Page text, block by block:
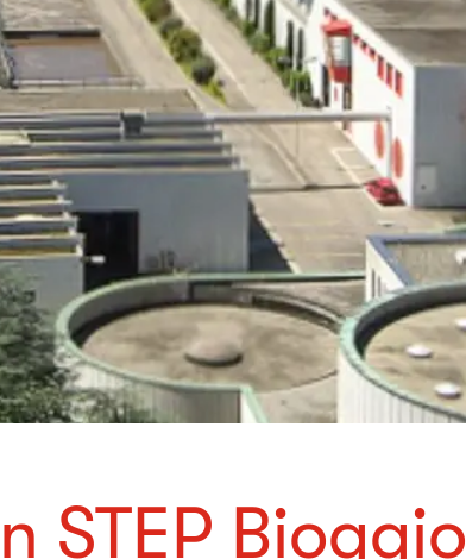
STEP Bioggio